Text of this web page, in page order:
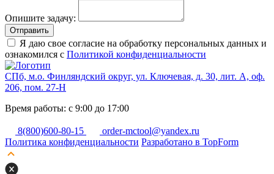
Опишите задачу:
Отправить
Я даю свое согласие на обработку персональных данных и
ознакомился с Политикой конфиденциальности
СПб, м.о. Финляндский округ, ул. Ключевая, д. 30, лит. А, оф.
206, пом. 27-Н
Время работы: с 9:00 до 17:00
8(800)600-80-15
order-mctool@yandex.ru
Политика конфиденциальности Разработано в TopForm